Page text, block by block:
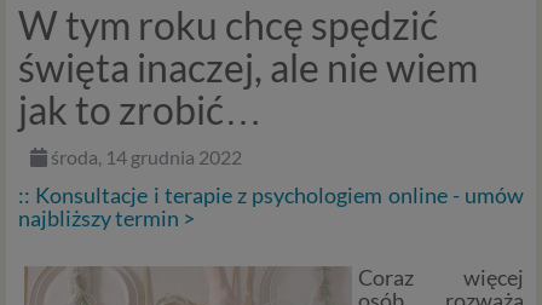
W tym roku chcę spędzić
święta inaczej, ale nie wiem
jak to zrobić…
środa, 14 grudnia 2022
:: Konsultacje i terapie z psychologiem online - umów
najbliższy termin >
Coraz więcej